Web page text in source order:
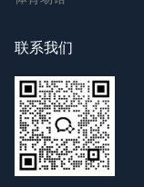
联系我们